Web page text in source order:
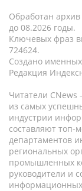
Обработан
до 08.2026 годы.
Ключевых фраз
724624.
Создано
Редакция
Читатели CNews
из самых
индустрии
составляют топ-
департаментов
региональных
промышленных
руководители и
информационных